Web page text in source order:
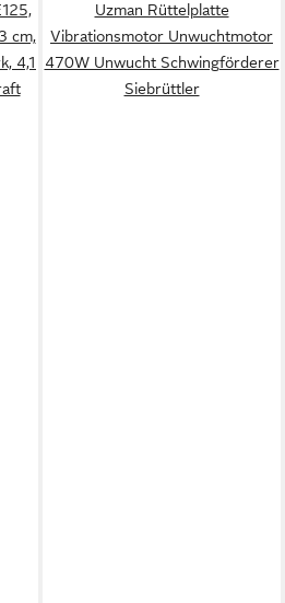
cm,
4,1
Uzman Rüttelplatte
Vibrationsmotor Unwuchtmotor
470W Unwucht Schwingförderer
Siebrüttler